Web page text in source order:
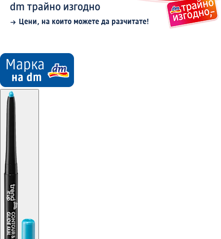
dm трайно изгодно
Цени, на които можете да разчитате!